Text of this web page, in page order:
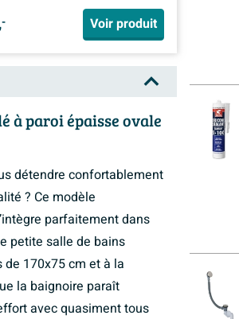
- Voir produit
à paroi épaisse ovale
détendre confortablement
? Ce modèle
parfaitement dans
petite salle de bains
de 170x75 cm et à la
la baignoire paraît
avec quasiment tous